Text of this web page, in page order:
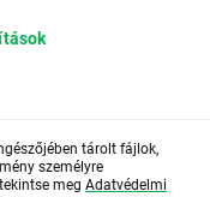
tárolt fájlok,
személyre
meg Adatvédelmi